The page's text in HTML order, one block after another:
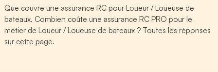
Que couvre une assurance RC pour Loueur / Loueuse de
bateaux. Combien coûte une assurance RC PRO pour le
métier de Loueur / Loueuse de bateaux ? Toutes les réponses
sur cette page.